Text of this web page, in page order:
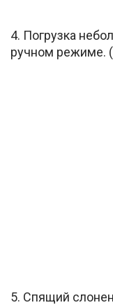
4. Погрузка
ручном режиме.
5. Спящий